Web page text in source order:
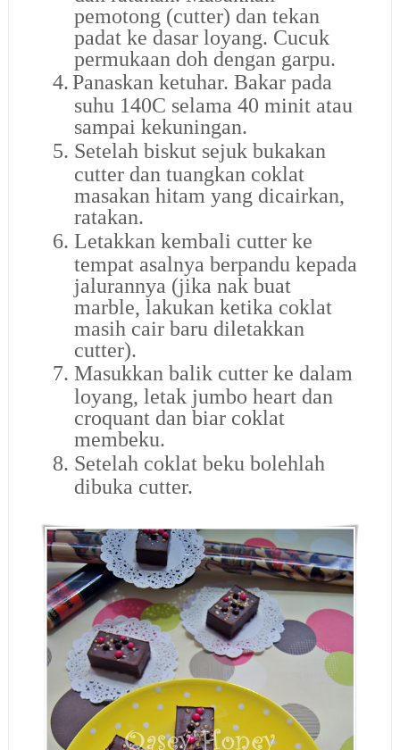
pemotong (cutter) dan tekan
padat ke dasar loyang. Cucuk
permukaan doh dengan garpu.
4. Panaskan ketuhar. Bakar pada
suhu 140C selama 40 minit atau
sampai kekuningan.
5. Setelah biskut sejuk bukakan
cutter dan tuangkan coklat
masakan hitam yang dicairkan,
ratakan.
6. Letakkan kembali cutter ke
tempat asalnya berpandu kepada
jalurannya (jika nak buat
marble, lakukan ketika coklat
masih cair baru diletakkan
cutter).
7. Masukkan balik cutter ke dalam
loyang, letak jumbo heart dan
croquant dan biar coklat
membeku.
8. Setelah coklat beku bolehlah
dibuka cutter.